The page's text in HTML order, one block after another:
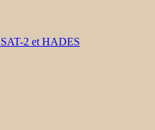
2 et HADES